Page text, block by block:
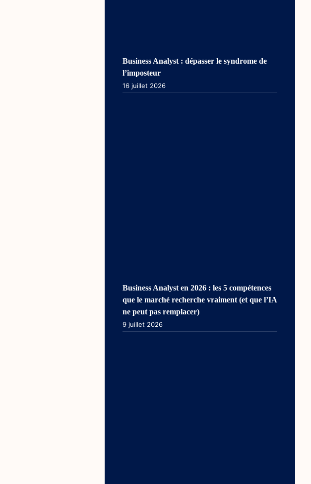
Business Analyst : dépasser le syndrome de
l’imposteur
16 juillet 2026
Business Analyst en 2026 : les 5 compétences
que le marché recherche vraiment (et que l’IA
ne peut pas remplacer)
9 juillet 2026